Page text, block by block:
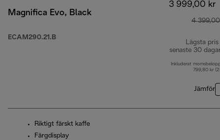
Magnifica Evo, Black
ECAM290.21.B
3 999,00 kr
4
Lägsta pris
senaste 30
Inkluderat
799,80 kr
Jämför
Riktigt färskt kaffe
Färgdisplay